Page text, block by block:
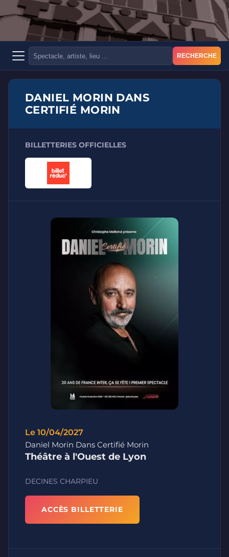
RECHERCHE
DANIEL MORIN DANS
CERTIFIÉ MORIN
BILLETTERIES OFFICIELLES
Le 10/04/2027
Daniel Morin Dans Certifié Morin
Théâtre à l'Ouest de Lyon
DECINES CHARPIEU
ACCÈS BILLETTERIE